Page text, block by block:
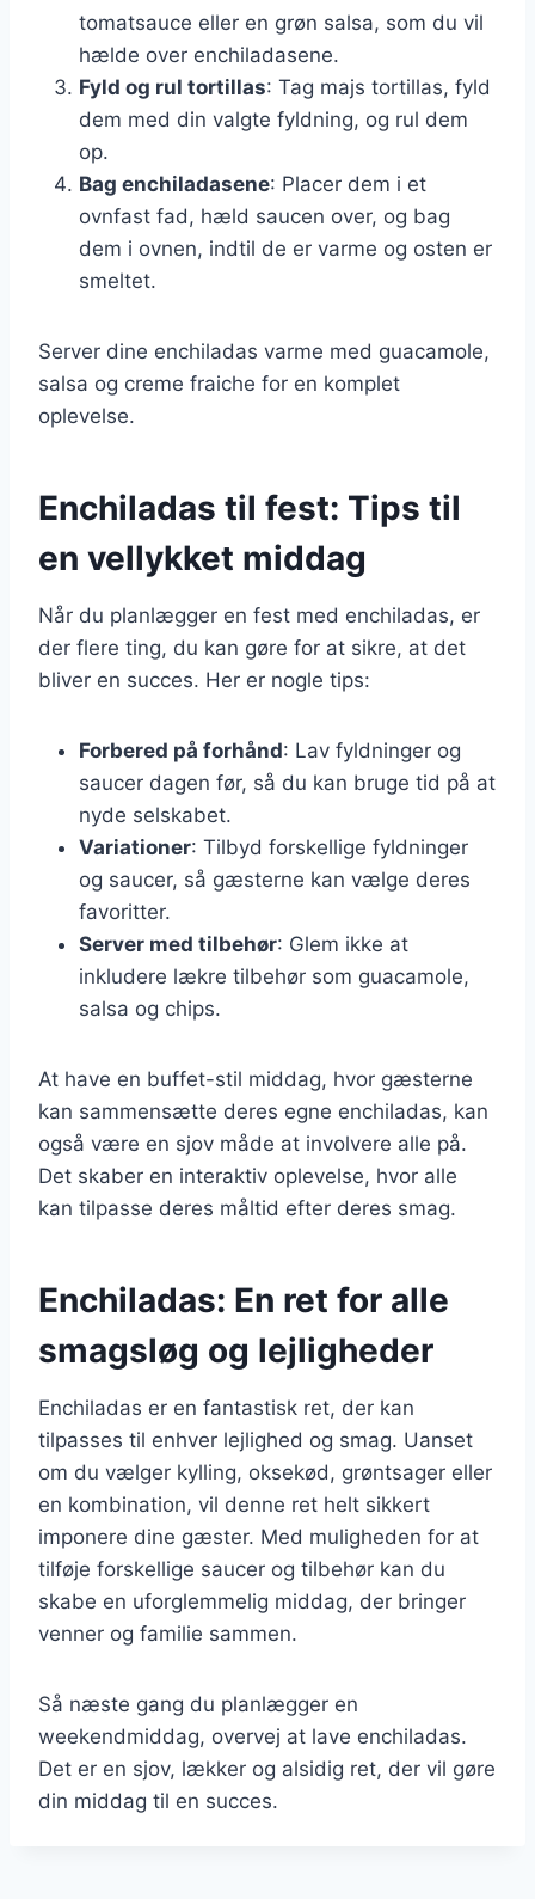
tomatsauce eller en grøn salsa, som du vil
hælde over enchiladasene.
Fyld og rul tortillas: Tag majs tortillas, fyld
dem med din valgte fyldning, og rul dem
op.
Bag enchiladasene: Placer dem i et
ovnfast fad, hæld saucen over, og bag
dem i ovnen, indtil de er varme og osten er
smeltet.
Server dine enchiladas varme med guacamole,
salsa og creme fraiche for en komplet
oplevelse.
Enchiladas til fest: Tips til
en vellykket middag
Når du planlægger en fest med enchiladas, er
der flere ting, du kan gøre for at sikre, at det
bliver en succes. Her er nogle tips:
Forbered på forhånd: Lav fyldninger og
saucer dagen før, så du kan bruge tid på at
nyde selskabet.
Variationer: Tilbyd forskellige fyldninger
og saucer, så gæsterne kan vælge deres
favoritter.
Server med tilbehør: Glem ikke at
inkludere lækre tilbehør som guacamole,
salsa og chips.
At have en buffet-stil middag, hvor gæsterne
kan sammensætte deres egne enchiladas, kan
også være en sjov måde at involvere alle på.
Det skaber en interaktiv oplevelse, hvor alle
kan tilpasse deres måltid efter deres smag.
Enchiladas: En ret for alle
smagsløg og lejligheder
Enchiladas er en fantastisk ret, der kan
tilpasses til enhver lejlighed og smag. Uanset
om du vælger kylling, oksekød, grøntsager eller
en kombination, vil denne ret helt sikkert
imponere dine gæster. Med muligheden for at
tilføje forskellige saucer og tilbehør kan du
skabe en uforglemmelig middag, der bringer
venner og familie sammen.
Så næste gang du planlægger en
weekendmiddag, overvej at lave enchiladas.
Det er en sjov, lækker og alsidig ret, der vil gøre
din middag til en succes.